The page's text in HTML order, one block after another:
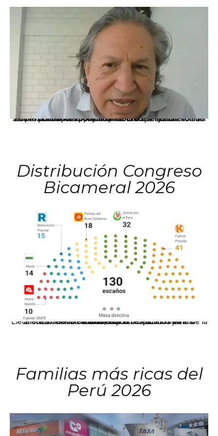
La presidenta Keiko Fujimori informó que la solicitud de indulto presentada por el expresidente Alejandro Toledo será evaluada por la Comisión de Gracias Presidenciales conforme al procedimiento establecido.
Distribución Congreso
Bicameral 2026
El JNE oficializó la distribución de escaños para la elección de 60 senadores y 130 diputados en las Elecciones Generales 2026, tras el restablecimiento de la Bicameralidad.
Familias más ricas del
Perú 2026